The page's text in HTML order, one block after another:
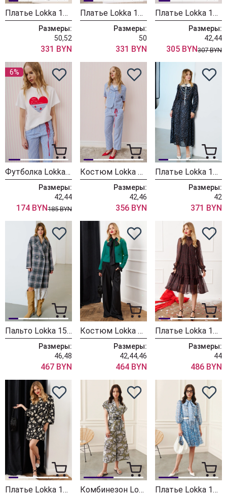
Платье Lokka 1681Р
Размеры:
50,52
331 BYN
Платье Lokka 1681Т
Размеры:
50
331 BYN
Платье Lokka 1711
Размеры:
42,44
305 BYN307 BYN
6%
Футболка Lokka 1665
Размеры:
42,44
174 BYN185 BYN
Костюм Lokka 1652
Размеры:
42,46
356 BYN
Платье Lokka 1569
Размеры:
42
371 BYN
Пальто Lokka 1568С
Размеры:
46,48
467 BYN
Костюм Lokka 1525В
Размеры:
42,44,46
464 BYN
Платье Lokka 1544
Размеры:
44
486 BYN
Платье Lokka 1537 Комбинезон Lokka 1394 Платье Lokka 1389